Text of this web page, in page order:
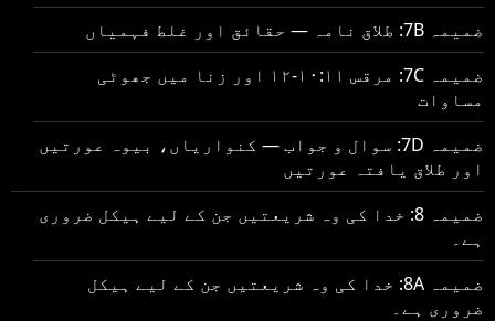
ضمیمہ 7B: طلاق نامہ — حقائق اور غلط فہمیاں
ضمیمہ 7C: مرقس ۱۰:۱۱-۱۲ اور زنا میں جھوٹی
مساوات
ضمیمہ 7D: سوال و جواب — کنواریاں، بیوہ عورتیں
اور طلاق یافتہ عورتیں
ضمیمہ 8: خدا کی وہ شریعتیں جن کے لیے ہیکل ضروری
ہے۔
ضمیمہ 8A: خدا کی وہ شریعتیں جن کے لیے ہیکل
ضروری ہے۔